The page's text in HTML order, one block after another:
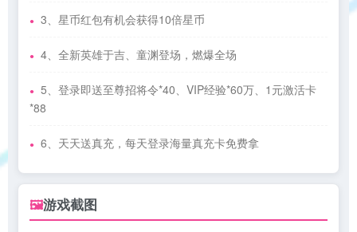
3、星币红包有机会获得10倍星币
4、全新英雄于吉、童渊登场，燃爆全场
5、登录即送至尊招将令*40、VIP经验*60万、1元激活卡
*88
6、天天送真充，每天登录海量真充卡免费拿
🖼游戏截图